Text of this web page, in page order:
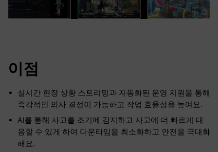
이점
실시간 현장 상황 스트리밍과 자동화된 운영 지원을 통해
즉각적인 의사 결정이 가능하고 작업 효율성을 높여요.
AI를 통해 사고를 조기에 감지하고 사고에 더 빠르게 대
응할 수 있게 하여 다운타임을 최소화하고 안전을 극대화
해요.